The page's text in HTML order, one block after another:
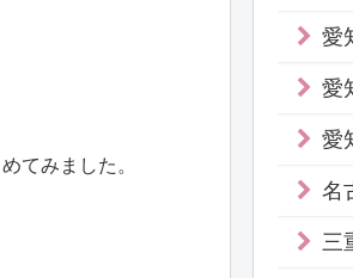
てみました。
愛
愛
愛
名
三